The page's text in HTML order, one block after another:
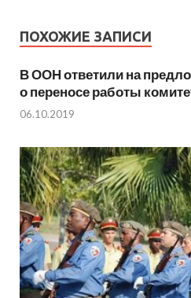
ПОХОЖИЕ ЗАПИСИ
В ООН ответили на
о переносе работы
06.10.2019